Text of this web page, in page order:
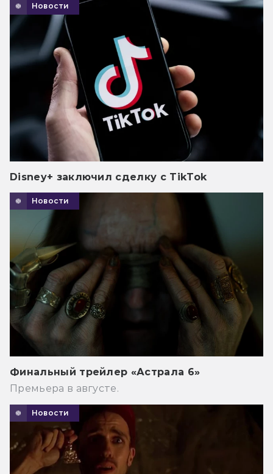
Новости
Disney+ заключил сделку с TikTok
Новости
Финальный трейлер «Астрала 6»
Премьера в августе.
Новости